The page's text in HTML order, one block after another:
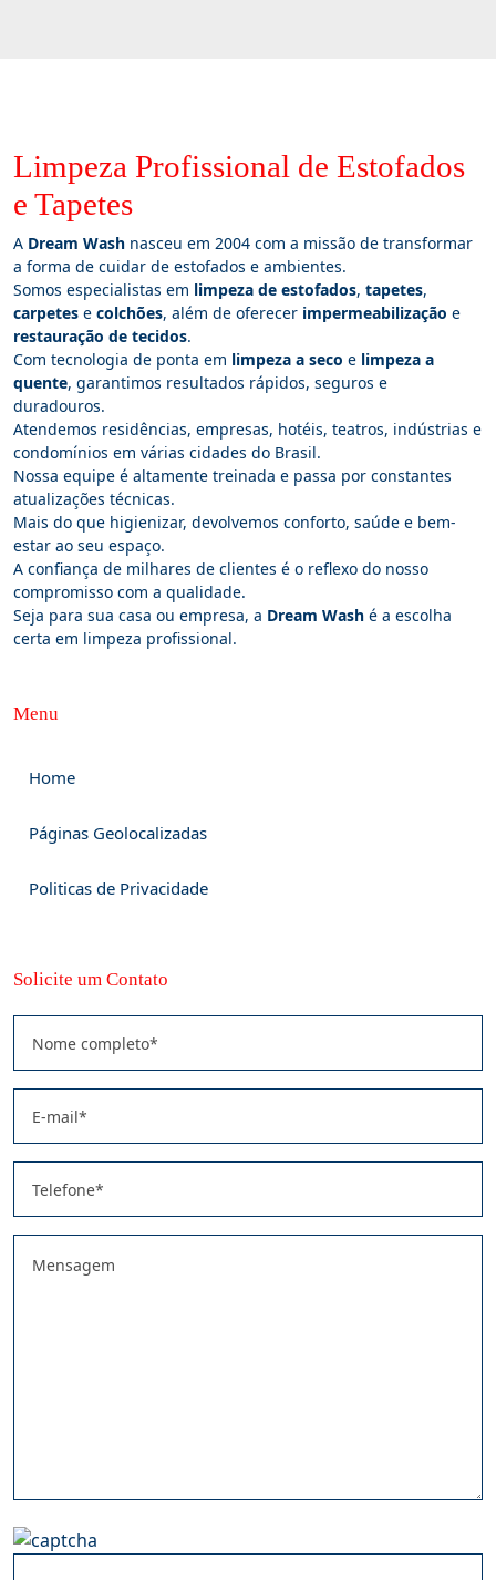
Limpeza Profissional de Estofados
e Tapetes
A Dream Wash nasceu em 2004 com a missão de transformar
a forma de cuidar de estofados e ambientes.
Somos especialistas em limpeza de estofados, tapetes,
carpetes e colchões, além de oferecer impermeabilização e
restauração de tecidos.
Com tecnologia de ponta em limpeza a seco e limpeza a
quente, garantimos resultados rápidos, seguros e
duradouros.
Atendemos residências, empresas, hotéis, teatros, indústrias e
condomínios em várias cidades do Brasil.
Nossa equipe é altamente treinada e passa por constantes
atualizações técnicas.
Mais do que higienizar, devolvemos conforto, saúde e bem-
estar ao seu espaço.
A confiança de milhares de clientes é o reflexo do nosso
compromisso com a qualidade.
Seja para sua casa ou empresa, a Dream Wash é a escolha
certa em limpeza profissional.
Menu
Home
Páginas Geolocalizadas
Politicas de Privacidade
Solicite um Contato